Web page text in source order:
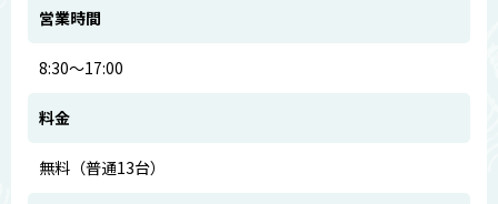
営業時間
8:30～17:00
料金
無料（普通13台）